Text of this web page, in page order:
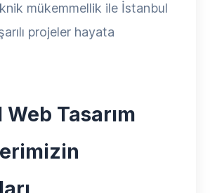
mükemmellik ile İstanbul
projeler hayata
Tasarım